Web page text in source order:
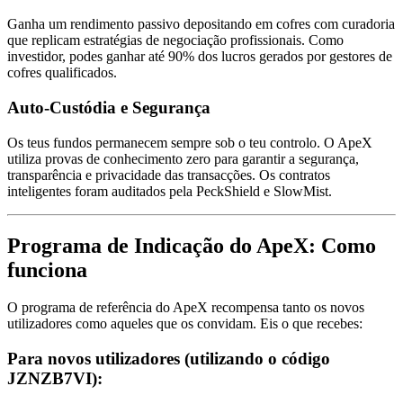
Ganha um rendimento passivo depositando em cofres com curadoria
que replicam estratégias de negociação profissionais. Como
investidor, podes ganhar até 90% dos lucros gerados por gestores de
cofres qualificados.
Auto-Custódia e Segurança
Os teus fundos permanecem sempre sob o teu controlo. O ApeX
utiliza provas de conhecimento zero para garantir a segurança,
transparência e privacidade das transacções. Os contratos
inteligentes foram auditados pela PeckShield e SlowMist.
Programa de Indicação do ApeX: Como
funciona
O programa de referência do ApeX recompensa tanto os novos
utilizadores como aqueles que os convidam. Eis o que recebes:
Para novos utilizadores (utilizando o código
JZNZB7VI):